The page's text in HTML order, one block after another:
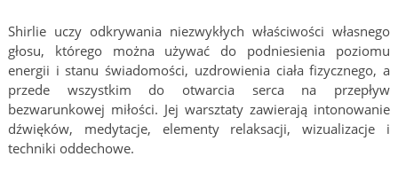
Shirlie uczy odkrywania niezwykłych właściwości własnego
głosu, którego można używać do podniesienia poziomu
energii i stanu świadomości, uzdrowienia ciała fizycznego, a
przede wszystkim do otwarcia serca na przepływ
bezwarunkowej miłości. Jej warsztaty zawierają intonowanie
dźwięków, medytacje, elementy relaksacji, wizualizacje i
techniki oddechowe.